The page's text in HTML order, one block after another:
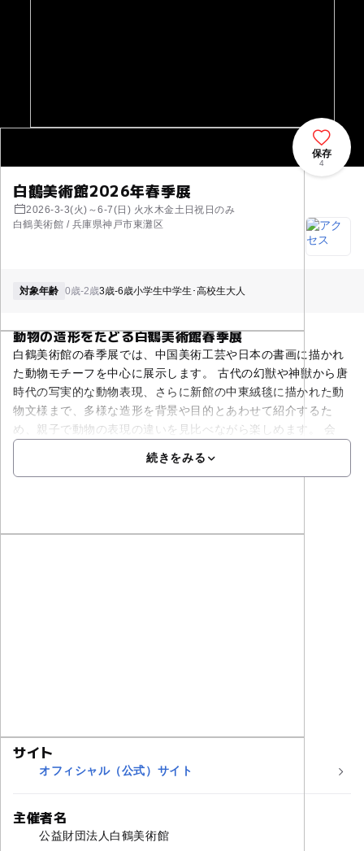
白鶴美術館2026年春季展
2026-3-3(火)～6-7(日) 火水木金土日祝日のみ
白鶴美術館 / 兵庫県神戸市東灘区
保存
4
対象年齢 0歳-2歳3歳-6歳小学生中学生･高校生大人
動物の造形をたどる白鶴美術館春季展
白鶴美術館の春季展では、中国美術工芸や日本の書画に描かれ
た動物モチーフを中心に展示します。 古代の幻獣や神獣から唐
時代の写実的な動物表現、さらに新館の中東絨毯に描かれた動
物文様まで、多様な造形を背景や目的とあわせて紹介するた
め、親子で動物の表現の違いを見比べながら楽しめます。 会
続きをみる
サイト
オフィシャル（公式）サイト
主催者名
公益財団法人白鶴美術館